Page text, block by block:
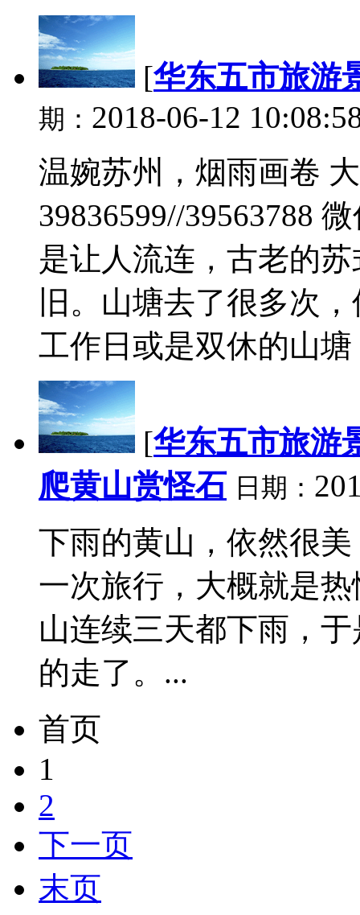
[华东五市旅游
期： 2018-06-12
温婉苏州，烟雨画卷
39836599//39563788
是让人流连，古老的
旧。山塘去了很多次
工作日或是双休的山
[华东五市旅游
爬黄山赏怪石 日期：
下雨的黄山，依然很
一次旅行，大概就是
山连续三天都下雨，
的走了。...
首页
1
2
下一页
末页